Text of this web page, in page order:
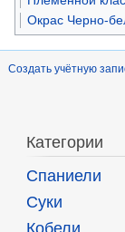
Окрас Черно-
Создать учётную
Категории
Спаниели
Суки
Кобели